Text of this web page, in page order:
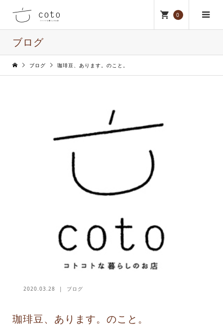
0
ブログ
ブログ 珈琲豆、あります。のこと。
2020.03.28 ブログ
珈琲豆、あります。のこと。